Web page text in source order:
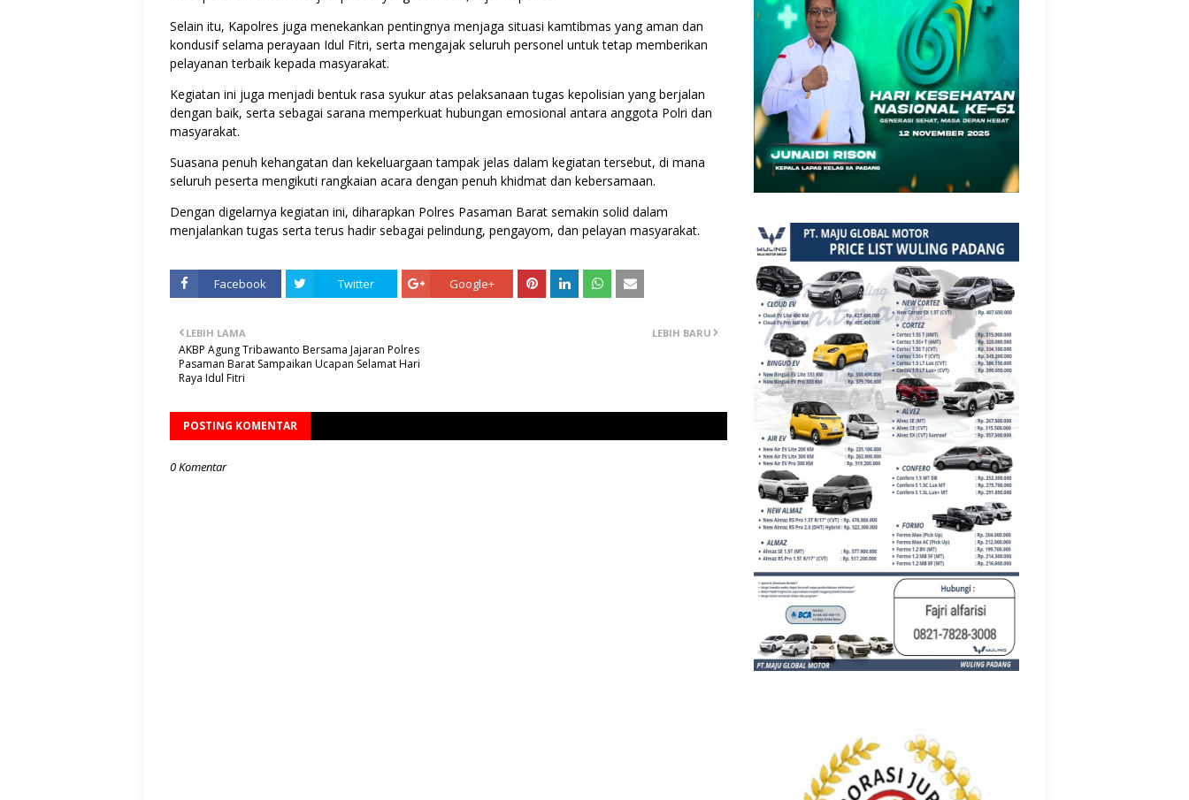
Selain itu, Kapolres juga menekankan pentingnya menjaga situasi kamtibmas yang aman dan
kondusif selama perayaan Idul Fitri, serta mengajak seluruh personel untuk tetap memberikan
pelayanan terbaik kepada masyarakat.
Kegiatan ini juga menjadi bentuk rasa syukur atas pelaksanaan tugas kepolisian yang berjalan
dengan baik, serta sebagai sarana memperkuat hubungan emosional antara anggota Polri dan
masyarakat.
Suasana penuh kehangatan dan kekeluargaan tampak jelas dalam kegiatan tersebut, di mana
seluruh peserta mengikuti rangkaian acara dengan penuh khidmat dan kebersamaan.
Dengan digelarnya kegiatan ini, diharapkan Polres Pasaman Barat semakin solid dalam
menjalankan tugas serta terus hadir sebagai pelindung, pengayom, dan pelayan masyarakat.
Facebook Twitter Google+
LEBIH BARU
LEBIH LAMA
AKBP Agung Tribawanto Bersama Jajaran Polres
Pasaman Barat Sampaikan Ucapan Selamat Hari
Raya Idul Fitri
POSTING KOMENTAR
0 Komentar